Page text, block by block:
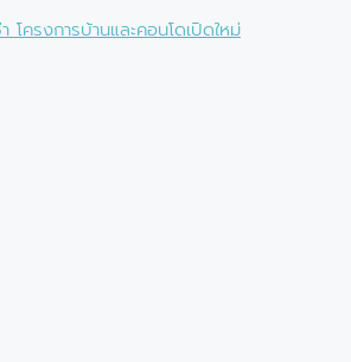
โครงการบ้านและคอนโดเปิดใหม่